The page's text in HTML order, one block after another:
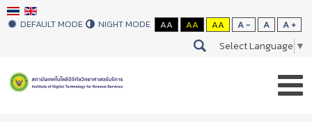
DEFAULT MODE NIGHT MODE AA AA AA A - A A +
Select Language ▼